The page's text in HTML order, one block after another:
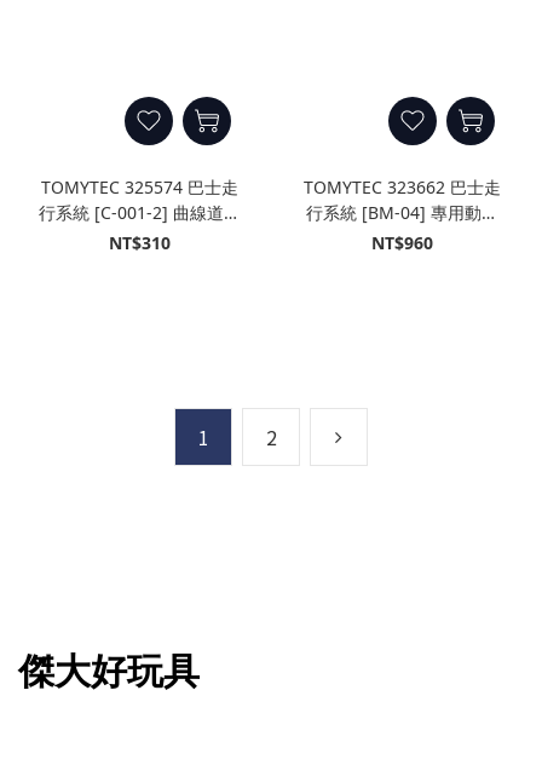
TOMYTEC 325574 巴士走
行系統 [C-001-2] 曲線道路
C66-30-RO (6入)
NT$310
TOMYTEC 323662 巴士走
行系統 [BM-04] 專用動力
部件
NT$960
1 2
傑大好玩具